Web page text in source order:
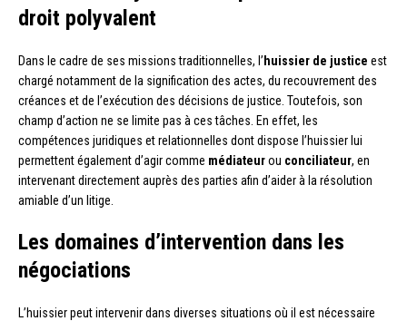
droit polyvalent
Dans le cadre de ses missions traditionnelles, l’ huissier de justice est
chargé notamment de la signification des actes, du recouvrement des
créances et de l’exécution des décisions de justice. Toutefois, son
champ d’action ne se limite pas à ces tâches. En effet, les
compétences juridiques et relationnelles dont dispose l’huissier lui
permettent également d’agir comme médiateurou conciliateur, en
intervenant directement auprès des parties afin d’aider à la résolution
amiable d’un litige.
Les domaines d’intervention dans les
négociations
L’huissier peut intervenir dans diverses situations où il est nécessaire